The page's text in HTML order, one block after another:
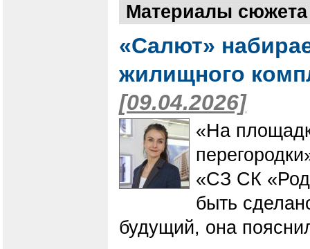
Материалы
«Салют»
жилищного
[09.04.2026]
​​​​​​​«На
«СЗ СК
быть
будущий, она